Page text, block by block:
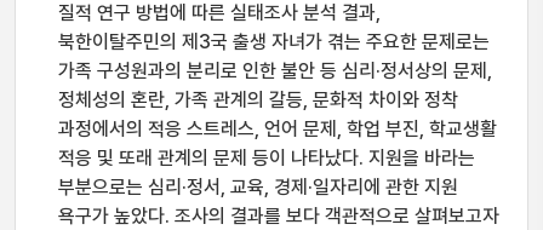
질적 연구 방법에 따른 실태조사 분석 결과,
북한이탈주민의 제3국 출생 자녀가 겪는 주요한 문제로는
가족 구성원과의 분리로 인한 불안 등 심리·정서상의 문제,
정체성의 혼란, 가족 관계의 갈등, 문화적 차이와 정착
과정에서의 적응 스트레스, 언어 문제, 학업 부진, 학교생활
적응 및 또래 관계의 문제 등이 나타났다. 지원을 바라는
부분으로는 심리·정서, 교육, 경제·일자리에 관한 지원
욕구가 높았다. 조사의 결과를 보다 객관적으로 살펴보고자